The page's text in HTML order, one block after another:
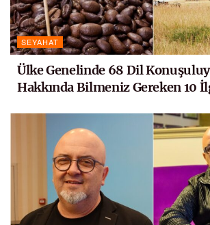
SEYAHAT
Ülke Genelinde 68 Dil
Hakkında Bilmeniz Gereken 10